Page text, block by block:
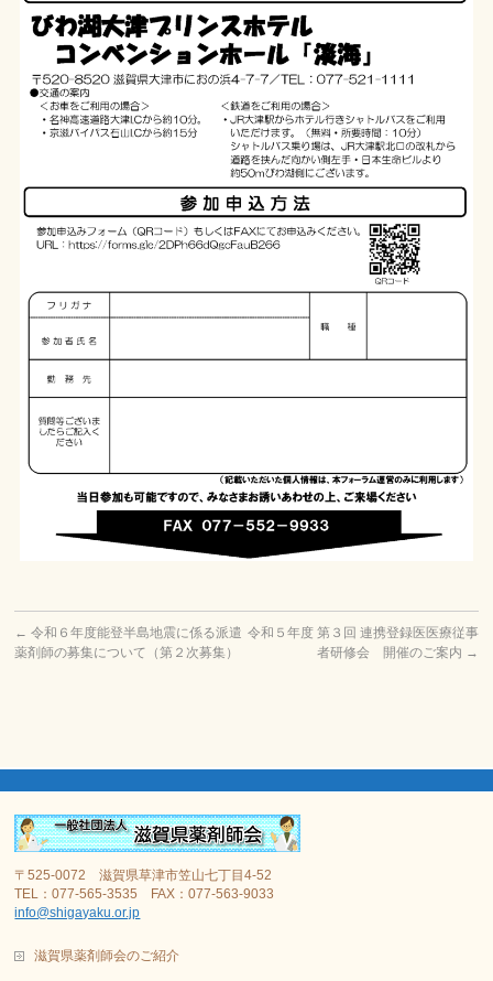
← 令和６年度能登半島地震に係る派遣
薬剤師の募集について（第２次募集）
令和５年度 第３回 連携登録医医療従事
者研修会 開催のご案内 →
〒525-0072 滋賀県草津市笠山七丁目4-52
TEL：077-565-3535 FAX：077-563-9033
info@shigayaku.or.jp
滋賀県薬剤師会のご紹介